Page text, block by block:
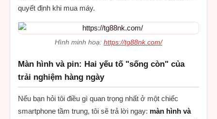
quyết định khi mua máy.
Hình minh hoạ: https://tg88nk.com/
Màn hình và pin: Hai yếu tố "sống còn" của
trải nghiệm hàng ngày
Nếu bạn hỏi tôi điều gì quan trọng nhất ở một chiếc
smartphone tầm trung, tôi sẽ trả lời ngay: màn hình và